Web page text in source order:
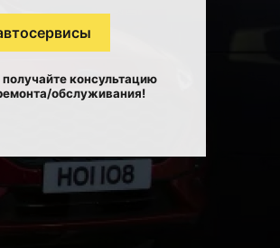
консультацию
обслуживания!